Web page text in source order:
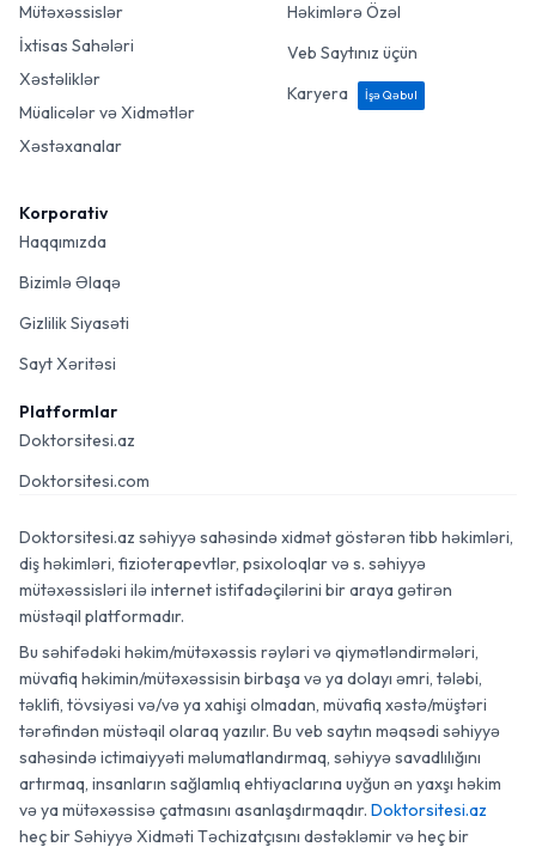
Mütəxəssislər
İxtisas Sahələri
Xəstəliklər
Müalicələr və Xidmətlər
Xəstəxanalar
Həkimlərə Özəl
Veb Saytınız üçün
Karyera
İşə Qəbul
Korporativ
Haqqımızda
Bizimlə Əlaqə
Gizlilik Siyasəti
Sayt Xəritəsi
Platformlar
Doktorsitesi.az
Doktorsitesi.com
Doktorsitesi.az səhiyyə sahəsində xidmət göstərən tibb həkimləri,
diş həkimləri, fizioterapevtlər, psixoloqlar və s. səhiyyə
mütəxəssisləri ilə internet istifadəçilərini bir araya gətirən
müstəqil platformadır.
Bu səhifədəki həkim/mütəxəssis rəyləri və qiymətləndirmələri,
müvafiq həkimin/mütəxəssisin birbaşa və ya dolayı əmri, tələbi,
təklifi, tövsiyəsi və/və ya xahişi olmadan, müvafiq xəstə/müştəri
tərəfindən müstəqil olaraq yazılır. Bu veb saytın məqsədi səhiyyə
sahəsində ictimaiyyəti məlumatlandırmaq, səhiyyə savadlılığını
artırmaq, insanların sağlamlıq ehtiyaclarına uyğun ən yaxşı həkim
və ya mütəxəssisə çatmasını asanlaşdırmaqdır. Doktorsitesi.az
heç bir Səhiyyə Xidməti Təchizatçısını dəstəkləmir və heç bir